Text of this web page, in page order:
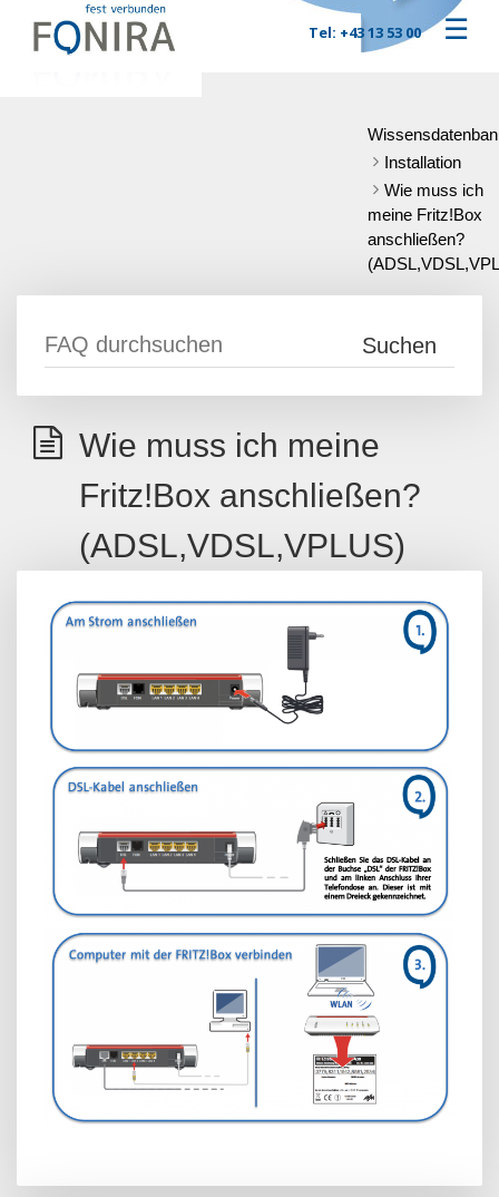
☰
Tel: +43 13 53 00
Installation
Wie muss ich
meine Fritz!Box
anschließen?
Wie muss ich meine
Fritz!Box anschließen?
(ADSL,VDSL,VPLUS)